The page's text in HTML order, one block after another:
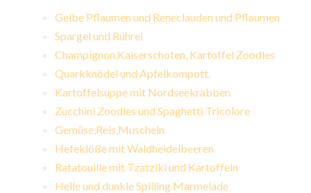
Gelbe Pflaumen und Reneclauden und Pflaumen
Spargel und Rührei
Champignon,Kaiserschoten, Kartoffel Zoodles
Quarkknödel und Apfelkompott.
Kartoffelsuppe mit Nordseekrabben
Zucchini Zoodles und Spaghetti Tricolore
Gemüse,Reis,Muscheln
Hefeklöße mit Waldheidelbeeren
Ratatouille mit Tzatziki und Kartoffeln
Helle und dunkle Spilling Marmelade